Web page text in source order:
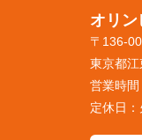
オリ
〒136-
東京都
営業時間
定休日：